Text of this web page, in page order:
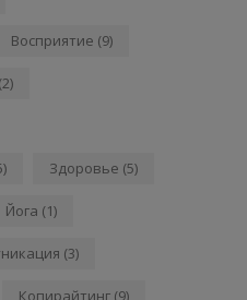
Восприятие (9)
(2)
Здоровье (5)
Йога (1)
(3)
Копирайтинг (9)